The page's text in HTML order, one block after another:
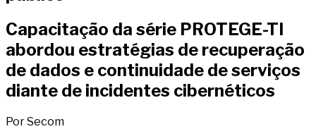
Capacitação da série PROTEGE-TI
abordou estratégias de recuperação
de dados e continuidade de serviços
diante de incidentes cibernéticos
Por Secom